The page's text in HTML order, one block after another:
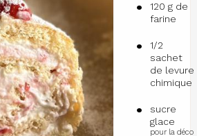
120 g de
farine
1/2
sachet
de levure
chimique
sucre
glace
pour la déco